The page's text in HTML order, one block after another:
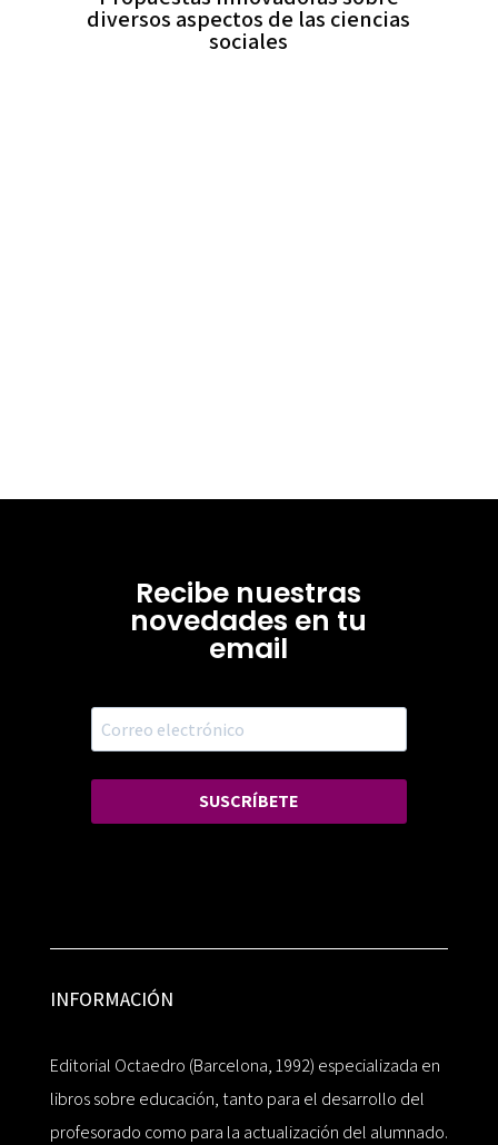
diversos aspectos de las ciencias
sociales
Recibe nuestras
novedades en tu
email
SUSCRÍBETE
INFORMACIÓN
Editorial Octaedro (Barcelona, 1992) especializada en
libros sobre educación, tanto para el desarrollo del
profesorado como para la actualización del alumnado.